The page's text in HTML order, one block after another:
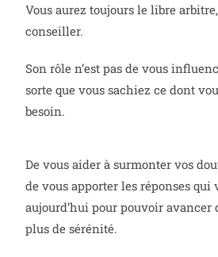
Vous aurez toujours le libre
conseiller.
Son rôle n’est pas de vous
sorte que vous sachiez ce dont
besoin.
De vous aider à surmonter vos
de vous apporter les réponses qui
aujourd’hui pour pouvoir avancer
plus de sérénité.